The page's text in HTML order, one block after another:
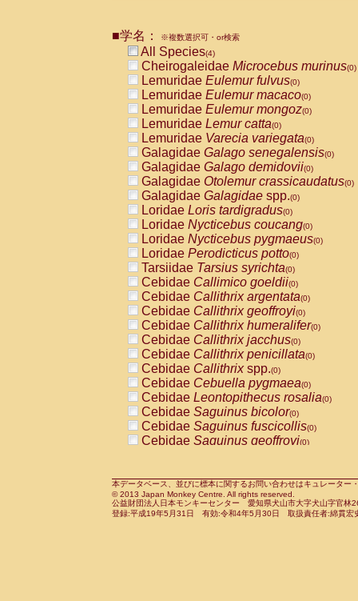
CebidaeCebus nigrivittatus
CebidaeCebus
CebidaeSaimiri boliviensis(0)
CebidaeSaimiri sciureus(0)
AtelidaeAlouatta caraya(0)
AtelidaeAlouatta fusca(0)
AtelidaeAlouatta seniculus
AtelidaeAlouattaspp.(0)
AtelidaeAteles belzebuth(0)
AtelidaeAteles geoffroyi(0)
AtelidaeAteles paniscus(0)
AtelidaeAtelesspp.(0)
Atelidae Lagothrix lagothricha
AtelidaeLagothrix lagothricha cana
PitheciidaeCacajao calvus
PitheciidaeCallicebus cupreus
PitheciidaeCallicebus donacophilus
PitheciidaeCallicebus moloch
PitheciidaeCallicebus torquatus
PitheciidaeCallicebusspp.(0)
PitheciidaeChiropotes satanas(0)
PitheciidaePithecia monachus
PitheciidaePithecia pithecia(0)
CercopithecidaeCercocebus agilis
CercopithecidaeCercocebus
CercopithecidaeCercocebus
CercopithecidaeCercocebus
CercopithecidaeCercocebus
CercopithecidaeCercocebushybrid
CercopithecidaePapio anubis(0)
CercopithecidaePapio cynocephalus
CercopithecidaePapio hamadryas(0)
■学名： ※複数選択可・or検索
All Species(4)
Cheirogaleidae Microcebus murinus(0)
Lemuridae Eulemur fulvus(0)
Lemuridae Eulemur macaco(0)
Lemuridae Eulemur mongoz(0)
Lemuridae Lemur catta(0)
Lemuridae Varecia variegata(0)
Galagidae Galago senegalensis(0)
Galagidae Galago demidovii(0)
Galagidae Otolemur crassicaudatus(0)
Galagidae Galagidae spp.(0)
Loridae Loris tardigradus(0)
Loridae Nycticebus coucang(0)
Loridae Nycticebus pygmaeus(0)
Loridae Perodicticus potto(0)
Tarsiidae Tarsius syrichta(0)
Cebidae Callimico goeldii(0)
Cebidae Callithrix argentata(0)
Cebidae Callithrix geoffroyi(0)
Cebidae Callithrix humeralifer(0)
Cebidae Callithrix jacchus(0)
Cebidae Callithrix penicillata(0)
Cebidae Callithrixspp.(0)
Cebidae Cebuella pygmaea(0)
Cebidae Leontopithecus rosalia(0)
Cebidae Saguinus bicolor(0)
Cebidae Saguinus fuscicollis(0)
Cebidae Saguinus geoffroyi(0)
CebidaeSaguinus leucopus(0)
CebidaeSaguinus midas(0)
Cebidae Saguinus mystax(0)
本データベース、並びに標本に関するお問い合わせはキュレータ
© 2013 Japan Monkey Centre. All rights reserved.
公益財団法人日本モンキーセンター 愛知県犬山市大字犬山字官
登録:平成19年5月31日 有効:令和4年5月30日 取扱責任者:綿貫宏